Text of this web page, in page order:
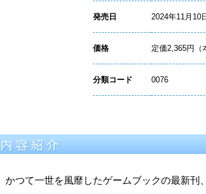
発売日 2024年11月10
価格 定価2,365円（
分類コード 0076
かつて一世を風靡したゲームブックの最新刊